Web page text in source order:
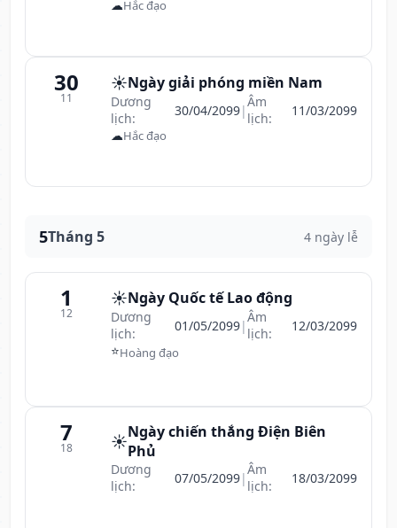
☁Hắc đạo
30
11
☀️Ngày giải phóng miền Nam
Dương
lịch:
30/04/2099|Âm
lịch:
11/03/2099
☁Hắc đạo
5Tháng 5 4 ngày lễ
1
12
☀️Ngày Quốc tế Lao động
Dương
lịch:
01/05/2099|Âm
lịch:
12/03/2099
⭐Hoàng đạo
7
18 ☀️Ngày chiến thắng Điện Biên
Phủ
Dương
lịch:
07/05/2099|Âm
lịch:
18/03/2099